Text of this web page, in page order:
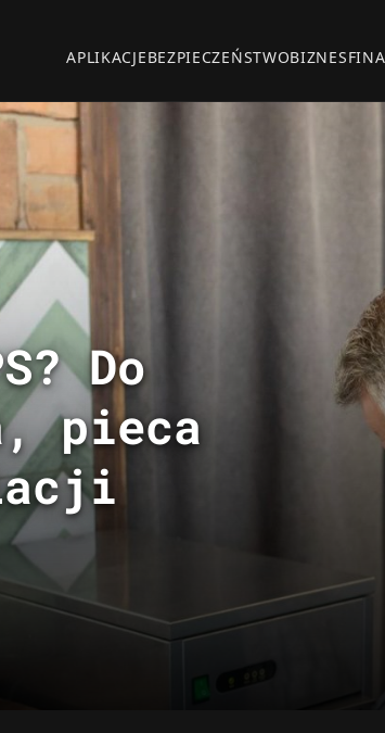
APLIKACJEBEZPIECZEŃSTWOBIZNES
Do
pieca